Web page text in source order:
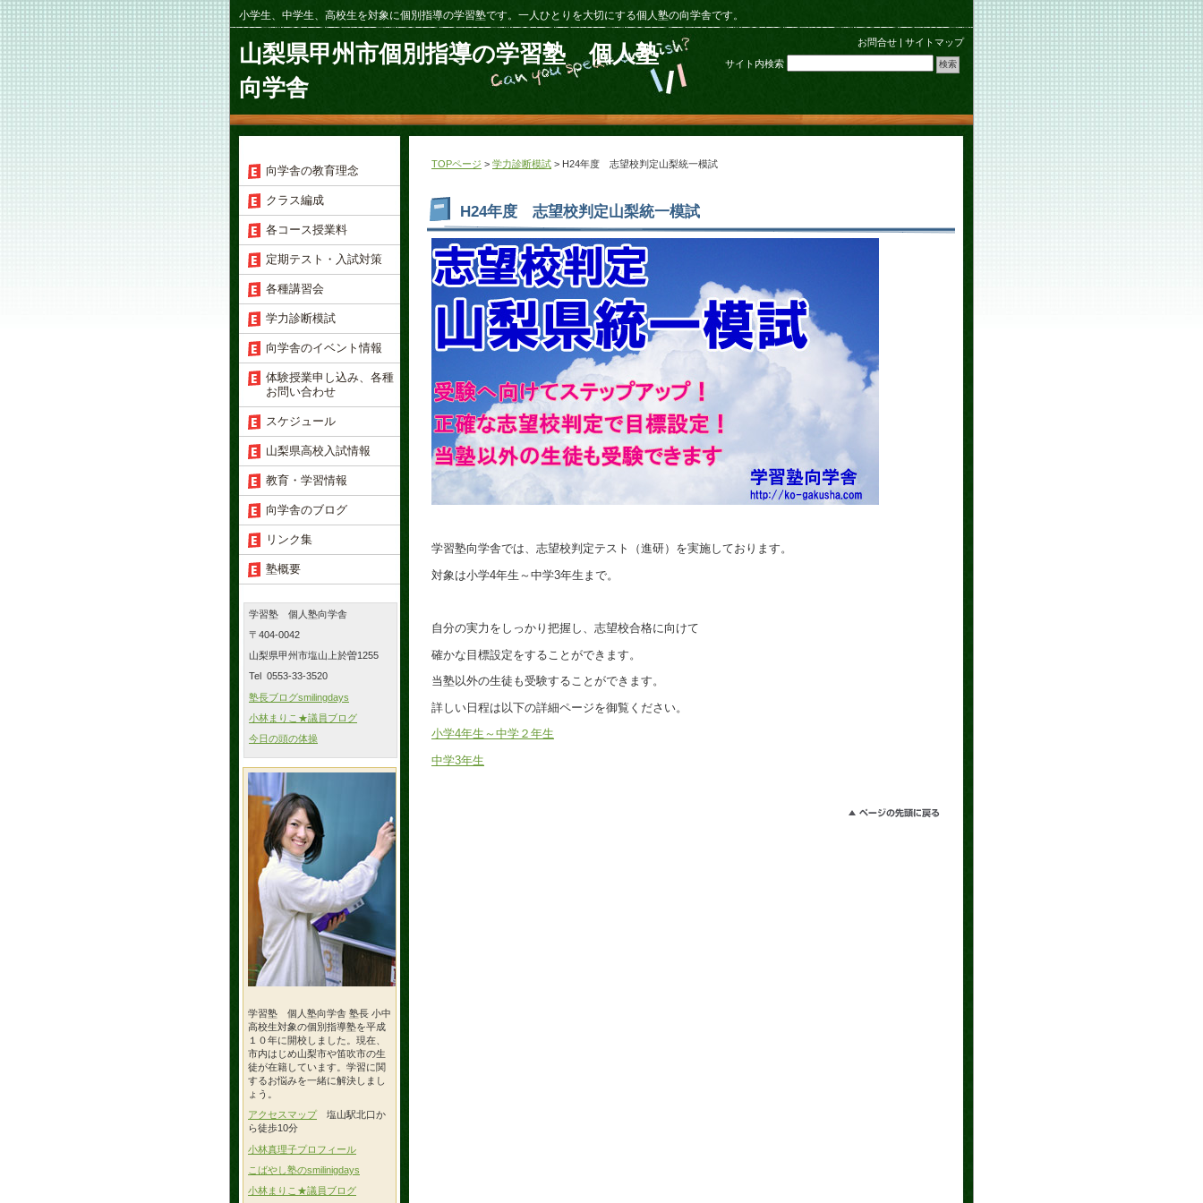
小学生、中学生、高校生を対象に個別指導の学習塾です。一人ひとりを大切にする個人塾の向学舎です。
山梨県甲州市個別指導の学習塾 個人塾
向学舎
お問合せ | サイトマップ
サイト内検索
TOPページ > 学力診断模試 > H24年度 志望校判定山梨統一模試
H24年度 志望校判定山梨統一模試
学習塾向学舎では、志望校判定テスト（進研）を実施しております。
対象は小学4年生～中学3年生まで。
自分の実力をしっかり把握し、志望校合格に向けて
確かな目標設定をすることができます。
当塾以外の生徒も受験することができます。
詳しい日程は以下の詳細ページを御覧ください。
小学4年生～中学２年生
中学3年生
向学舎の教育理念
クラス編成
各コース授業料
定期テスト・入試対策
各種講習会
学力診断模試
向学舎のイベント情報
体験授業申し込み、各種
お問い合わせ
スケジュール
山梨県高校入試情報
教育・学習情報
向学舎のブログ
リンク集
塾概要
学習塾 個人塾向学舎
〒404-0042
山梨県甲州市塩山上於曽1255
Tel 0553-33-3520
塾長ブログsmilingdays
小林まりこ★議員ブログ
今日の頭の体操
学習塾 個人塾向学舎 塾長 小中
高校生対象の個別指導塾を平成
１０年に開校しました。現在、
市内はじめ山梨市や笛吹市の生
徒が在籍しています。学習に関
するお悩みを一緒に解決しまし
ょう。
アクセスマップ 塩山駅北口か
ら徒歩10分
小林真理子プロフィール
こばやし塾のsmilinigdays
小林まりこ★議員ブログ